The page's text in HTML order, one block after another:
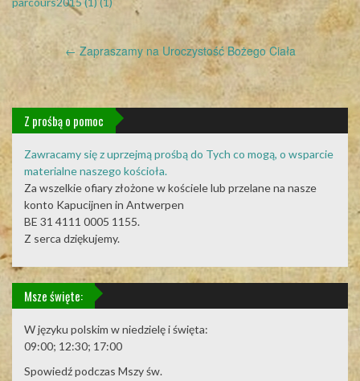
Post
navigation
←Zapraszamy na Uroczystość Bożego Ciała
Z prośbą o pomoc
Zawracamy się z uprzejmą prośbą do Tych co mogą, o wsparcie
materialne naszego kościoła.
Za wszelkie ofiary złożone w kościele lub przelane na nasze
konto Kapucijnen in Antwerpen
BE 31 4111 0005 1155.
Z serca dziękujemy.
Msze święte:
W języku polskim w niedzielę i święta:
09:00; 12:30; 17:00
Spowiedź podczas Mszy św.